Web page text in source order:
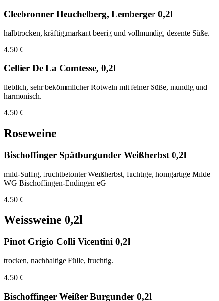
Cleebronner Heuchelberg, Lemberger 0,2l
halbtrocken, kräftig,markant beerig und vollmundig, dezente Süße.
4.50 €
Cellier De La Comtesse, 0,2l
lieblich, sehr bekömmlicher Rotwein mit feiner Süße, mundig und
harmonisch.
4.50 €
Roseweine
Bischoffinger Spätburgunder Weißherbst 0,2l
mild-Süffig, fruchtbetonter Weißherbst, fuchtige, honigartige Milde
WG Bischoffingen-Endingen eG
4.50 €
Weissweine 0,2l
Pinot Grigio Colli Vicentini 0,2l
trocken, nachhaltige Fülle, fruchtig.
4.50 €
Bischoffinger Weißer Burgunder 0,2l